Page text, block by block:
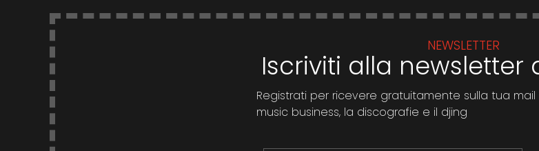
NEWSLETTER
Iscriviti alla newsletter
Registrati per ricevere gratuitamente sulla tua
music business, la discografie e il djing